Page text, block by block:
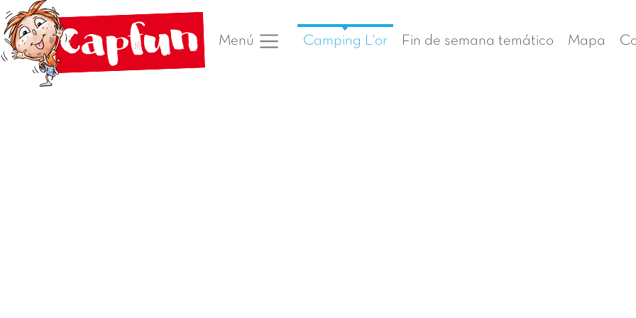
Menú Camping L'or Fin de semana temático Mapa